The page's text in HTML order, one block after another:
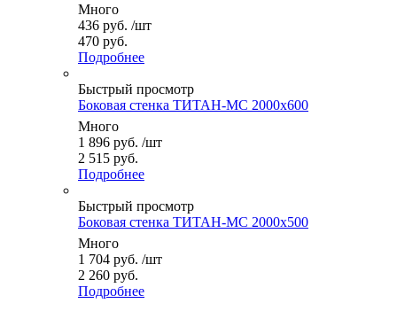
Много
436 руб. /шт
470 руб.
Подробнее
Быстрый просмотр
Боковая стенка ТИТАН-МС 2000x600
Много
1 896 руб. /шт
2 515 руб.
Подробнее
Быстрый просмотр
Боковая стенка ТИТАН-МС 2000x500
Много
1 704 руб. /шт
2 260 руб.
Подробнее